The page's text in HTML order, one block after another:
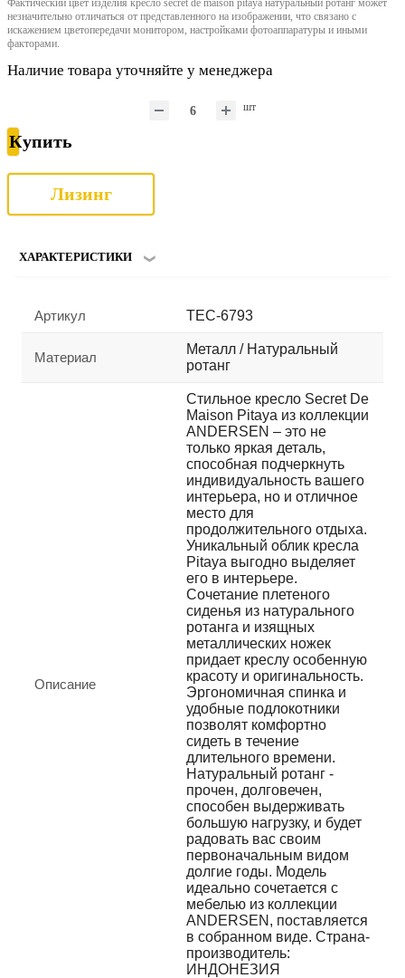
незначительно отличаться от представленного на изображении, что связано с
искажением цветопередачи монитором, настройками фотоаппаратуры и иными
факторами.
Наличие товара уточняйте у менеджера
шт
Купить
Лизинг
ХАРАКТЕРИСТИКИ
Артикул TEC-6793
Материал
Металл / Натуральный
ротанг
Описание
Стильное кресло Secret De
Maison Pitaya из коллекции
ANDERSEN – это не
только яркая деталь,
способная подчеркнуть
индивидуальность вашего
интерьера, но и отличное
место для
продолжительного отдыха.
Уникальный облик кресла
Pitaya выгодно выделяет
его в интерьере.
Сочетание плетеного
сиденья из натурального
ротанга и изящных
металлических ножек
придает креслу особенную
красоту и оригинальность.
Эргономичная спинка и
удобные подлокотники
позволят комфортно
сидеть в течение
длительного времени.
Натуральный ротанг -
прочен, долговечен,
способен выдерживать
большую нагрузку, и будет
радовать вас своим
первоначальным видом
долгие годы. Модель
идеально сочетается с
мебелью из коллекции
ANDERSEN, поставляется
в собранном виде. Страна-
производитель:
ИНДОНЕЗИЯ